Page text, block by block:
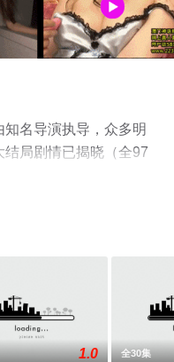
名导演执导，众多明
局剧情已揭晓（全97
版电视剧全集就来星
1.0 全30集